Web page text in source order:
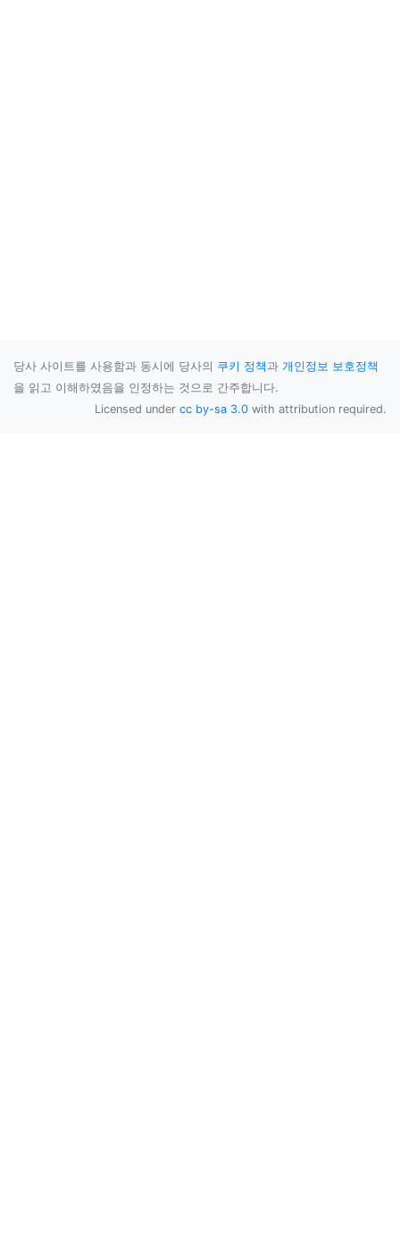
당사 사이트를 사용함과 동시에 당사의 쿠키 정책과 개인정보 보호정책
을 읽고 이해하였음을 인정하는 것으로 간주합니다.
Licensed under cc by-sa 3.0 with attribution required.